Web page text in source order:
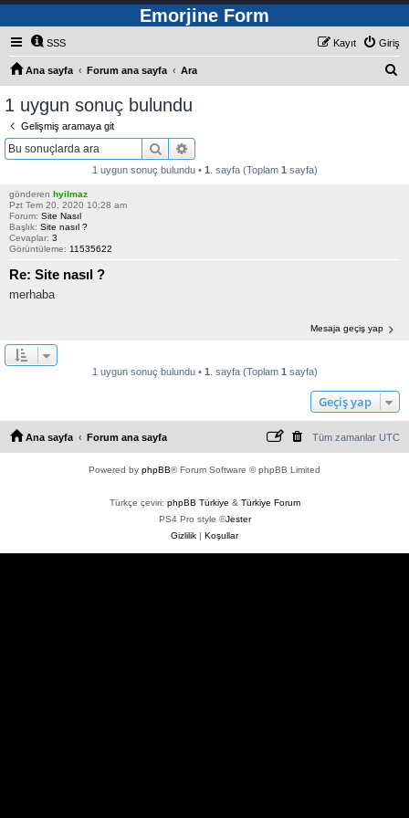
Emorjine Form
SSS Giriş
Kayıt
Ana sayfa Forum ana sayfa Ara
1 uygun sonuç bulundu
Gelişmiş aramaya git
Ara
1 uygun sonuç bulundu • 1 . sayfa (Toplam 1 sayfa)
gönderen hyilmaz
Pzt Tem 20, 2020 10:28 am
Forum: Site Nasıl
Başlık: Site nasıl ?
Cevaplar: 3
Görüntüleme: 11535622
Re: Site nasıl ?
merhaba
Mesaja geçiş yap
1 uygun sonuç bulundu • 1 . sayfa (Toplam 1 sayfa)
Geçiş yap
Ana sayfa Forum ana sayfa Tüm zamanlar UTC
Powered by phpBB® Forum Software © phpBB Limited
Türkçe çeviri: phpBB Türkiye & Türkiye Forum
PS4 Pro style ©Jester
Gizlilik | Koşullar